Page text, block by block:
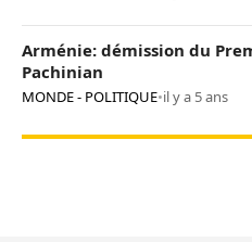
Arménie: démission du
Pachinian
MONDE - POLITIQUE•il y a 5 ans